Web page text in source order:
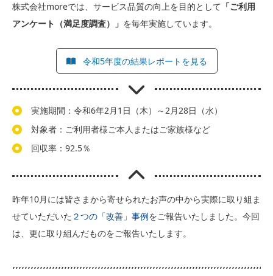
株式会社moreでは、サービス品質の向上を目的として 「ご利用
アンケート（満足度調査）」 を毎年実施しています。
令和5年度の結果レポートを見る
実施期間：令和6年2月1日（木）～2月28日（水）
対象者：ご利用者様ご本人またはご家族様など
回収率：92.5％
昨年10月には皆さまから寄せられたお声の中から実際に取り組ま
せていただいた ２つの「改善」事例をご報告いたしました。今回
は、更に取り組んだものをご報告いたします。